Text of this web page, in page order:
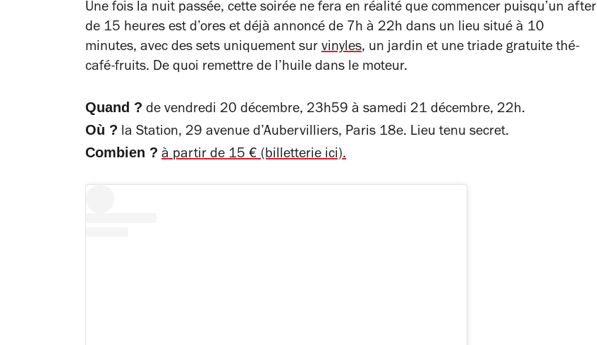
Une fois la nuit passée, cette soirée ne fera en réalité que commencer puisqu’un after
de 15 heures est d’ores et déjà annoncé de 7h à 22h dans un lieu situé à 10
minutes, avec des sets uniquement sur vinyles, un jardin et une triade gratuite thé-
café-fruits. De quoi remettre de l’huile dans le moteur.
Quand ? de vendredi 20 décembre, 23h59 à samedi 21 décembre, 22h.
Où ? la Station, 29 avenue d’Aubervilliers, Paris 18e. Lieu tenu secret.
Combien ? à partir de 15 € (billetterie ici).